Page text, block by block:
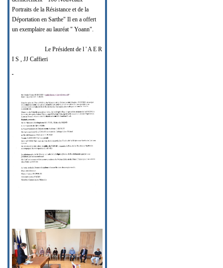
Portraits de la Résistance et de la
Déportation en Sarthe" Il en a offert
un exemplaire au lauréat " Yoann".
Le Président de l ' A E R
I S , JJ Caffieri